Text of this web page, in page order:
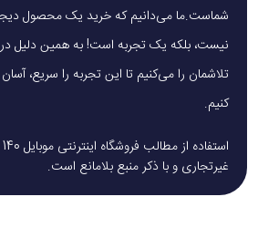
شماست.ما می‌دانیم که خرید یک محصول
تلاشمان را می‌کنیم تا این تجربه را سریع،
کنیم.
غیرتجاری و با ذکر منبع بلامانع است.